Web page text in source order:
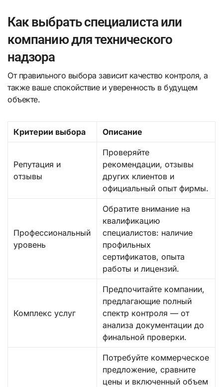
Как выбрать специалиста или
компанию для технического
надзора
От правильного выбора зависит качество контроля, а
также ваше спокойствие и уверенность в будущем
объекте.
Критерии выбора Описание
Репутация и
отзывы
Проверяйте
рекомендации, отзывы
других клиентов и
официальный опыт фирмы.
Профессиональный
уровень
Обратите внимание на
квалификацию
специалистов: наличие
профильных
сертификатов, опыта
работы и лицензий.
Комплекс услуг
Предпочитайте компании,
предлагающие полный
спектр контроля — от
анализа документации до
финальной проверки.
Потребуйте коммерческое
предложение, сравните
цены и включенный объем